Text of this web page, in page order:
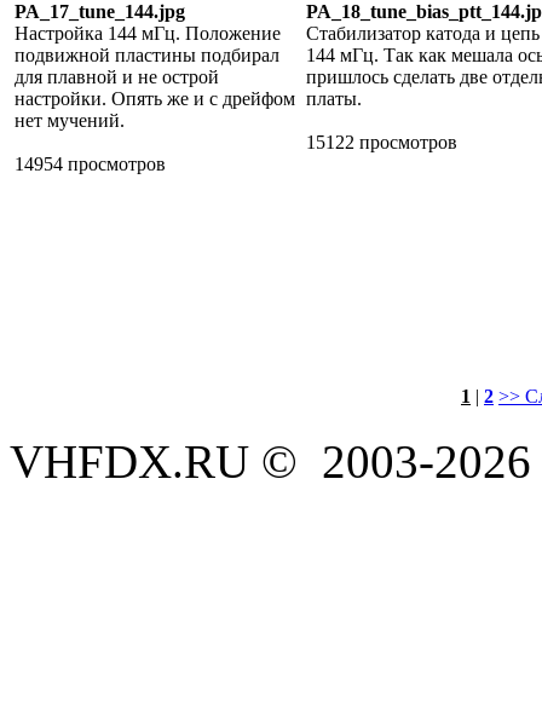
PA_17_tune_144.jpg
Настройка 144 мГц. Положение
подвижной пластины подбирал
для плавной и не острой
настройки. Опять же и с дрейфом
нет мучений.
14954 просмотров
Стабилизатор катода и
144 мГц. Так как мешала
пришлось сделать две
платы.
15122 просмотров
1 | 2 >>
VHFDX.RU © 2003-2026